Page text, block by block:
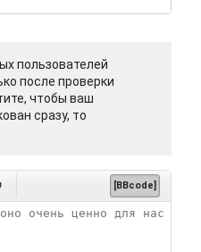
пользователей
после проверки
чтобы ваш
сразу, то
[BBcode]